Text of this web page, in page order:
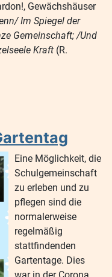
Gewächshäuser
Im Spiegel der
Gemeinschaft; /Und
Kraft (R.
Eine Möglichkeit, die
Schulgemeinschaft
zu erleben und zu
pflegen sind die
normalerweise
regelmäßig
stattfindenden
Gartentage. Dies